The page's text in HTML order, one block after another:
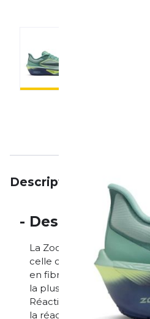
Description
- Description
La Zoom Fly 6
celle de la Zoom Fly 5
en fibre de carbone te
la plus légère et la plus
Réactivité efficace Une
la réactivité. Texture